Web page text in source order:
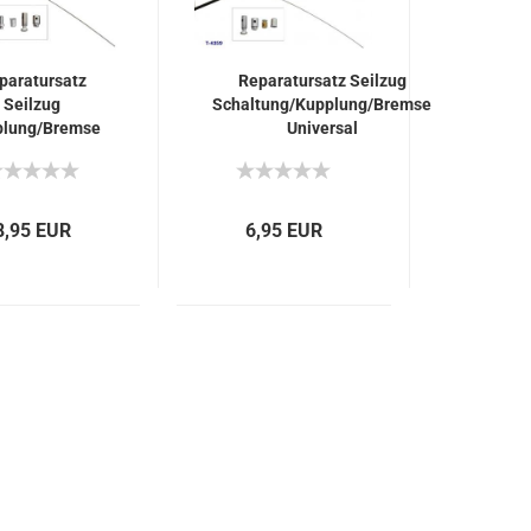
Seilzug
Bremse
EUR
Reparatursatz Seilzug
Schaltung/Kupplung/Bremse
Universal
6,95 EUR